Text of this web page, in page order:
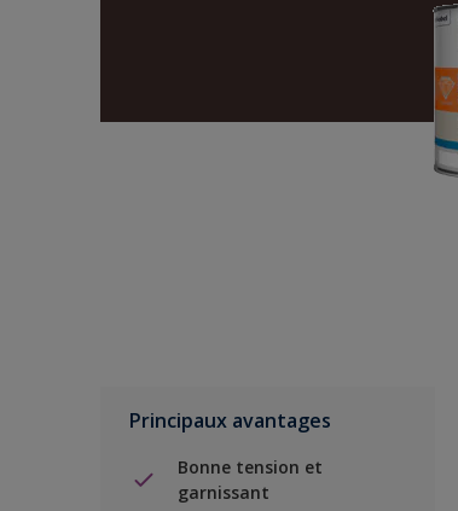
Principaux avantages
Bonne tension et
garnissant